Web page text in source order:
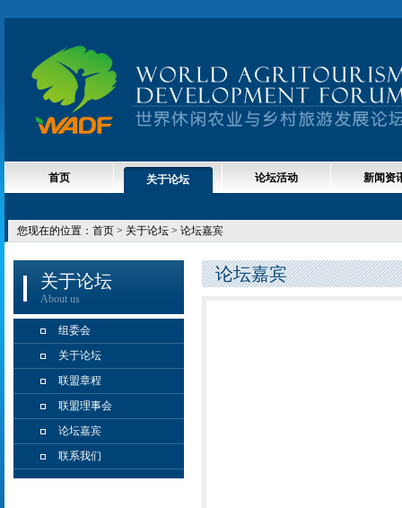
首页 关于论坛 论坛活动 新闻资
您现在的位置： 首页 > 关于论坛 > 论坛嘉宾
关于论坛
About us
组委会
关于论坛
联盟章程
联盟理事会
论坛嘉宾
联系我们
论坛嘉宾